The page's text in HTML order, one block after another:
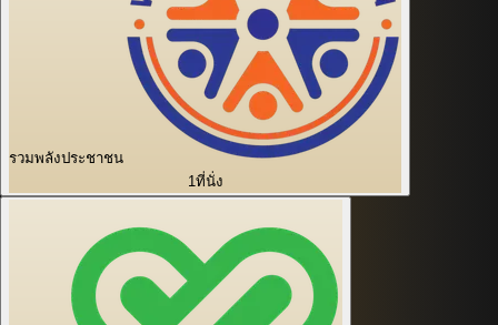
รวมพลังประชาชน
1ที่นั่ง